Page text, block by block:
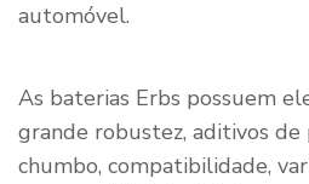
automóvel.
As baterias Erbs possuem
grande robustez, aditivos
chumbo, compatibilidade,